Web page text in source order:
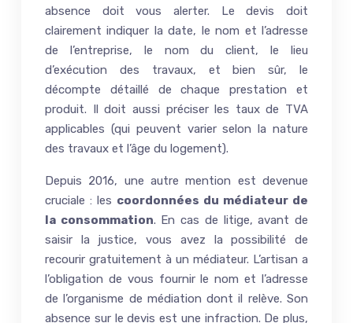
absence doit vous alerter. Le devis doit
clairement indiquer la date, le nom et l’adresse
de l’entreprise, le nom du client, le lieu
d’exécution des travaux, et bien sûr, le
décompte détaillé de chaque prestation et
produit. Il doit aussi préciser les taux de TVA
applicables (qui peuvent varier selon la nature
des travaux et l’âge du logement).
Depuis 2016, une autre mention est devenue
cruciale : les coordonnées du médiateur de
la consommation. En cas de litige, avant de
saisir la justice, vous avez la possibilité de
recourir gratuitement à un médiateur. L’artisan a
l’obligation de vous fournir le nom et l’adresse
de l’organisme de médiation dont il relève. Son
absence sur le devis est une infraction. De plus,